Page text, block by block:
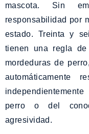
mascota. Sin
responsabilidad por
estado. Treinta y
tienen una regla
mordeduras de
automáticamente
perro o del
agresividad.